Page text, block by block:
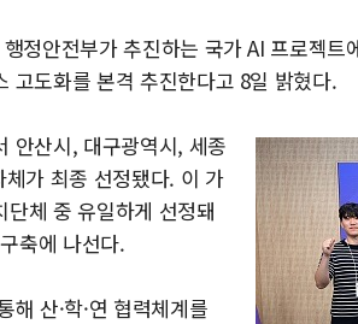
정안전부가 추진하는 국가 AI 프로젝
고도화를 본격 추진한다고 8일 밝혔다.
안산시, 대구광역시, 세종
가 최종 선정됐다. 이 가
체 중 유일하게 선정돼
축에 나선다.
해 산·학·연 협력체계를